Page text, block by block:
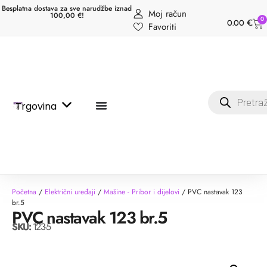
Besplatna dostava za sve narudžbe iznad
100,00 €!
Moj račun
Favoriti
0.00 € 0
Trgovina
Početna / Električni uređaji / Mašine - Pribor i dijelovi / PVC nastavak 123
br.5
PVC nastavak 123 br.5
SKU:123-5